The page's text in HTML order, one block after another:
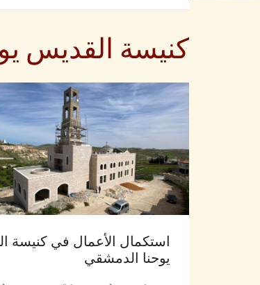
كنيسة القديس
استكمال الأعمال في كنيسة
يوحنا الدمشقي